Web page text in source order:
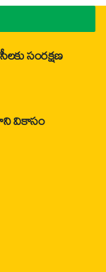
సంరక్షణ
వికాసం